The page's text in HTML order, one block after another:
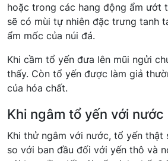
hoặc trong các hang động ẩm ướt
sẽ có mùi tự nhiên đặc trưng tanh
ẩm mốc của núi đá.
Khi cầm tổ yến đưa lên mũi ngửi
thấy. Còn tổ yến được làm giả
của hóa chất.
Khi ngâm tổ yến với nước
Khi thử ngâm với nước, tổ yến thật
so với ban đầu đối với yến thô và